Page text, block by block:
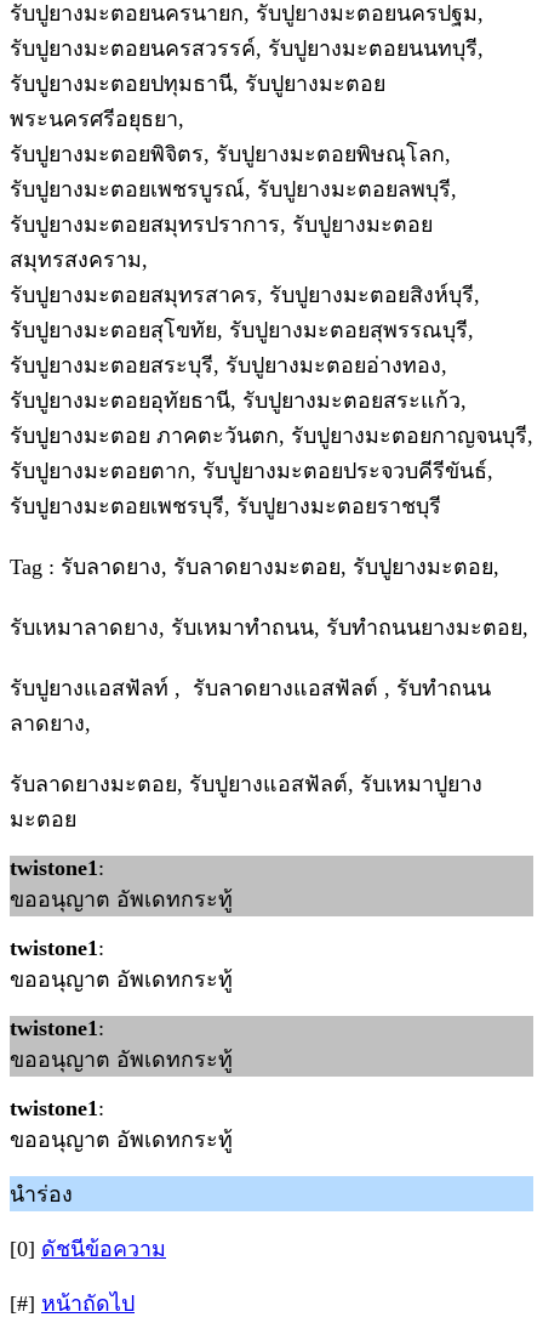
รับปูยางมะตอยนครนายก, รับปูยางมะตอยนครปฐม,
รับปูยางมะตอยนครสวรรค์, รับปูยางมะตอยนนทบุรี,
รับปูยางมะตอยปทุมธานี, รับปูยางมะตอย
พระนครศรีอยุธยา,
รับปูยางมะตอยพิจิตร, รับปูยางมะตอยพิษณุโลก,
รับปูยางมะตอยเพชรบูรณ์, รับปูยางมะตอยลพบุรี,
รับปูยางมะตอยสมุทรปราการ, รับปูยางมะตอย
สมุทรสงคราม,
รับปูยางมะตอยสมุทรสาคร, รับปูยางมะตอยสิงห์บุรี,
รับปูยางมะตอยสุโขทัย, รับปูยางมะตอยสุพรรณบุรี,
รับปูยางมะตอยสระบุรี, รับปูยางมะตอยอ่างทอง,
รับปูยางมะตอยอุทัยธานี, รับปูยางมะตอยสระแก้ว,
รับปูยางมะตอย ภาคตะวันตก, รับปูยางมะตอยกาญจนบุรี,
รับปูยางมะตอยตาก, รับปูยางมะตอยประจวบคีรีขันธ์,
รับปูยางมะตอยเพชรบุรี, รับปูยางมะตอยราชบุรี
Tag : รับลาดยาง, รับลาดยางมะตอย, รับปูยางมะตอย,
รับเหมาลาดยาง, รับเหมาทำถนน, รับทำถนนยางมะตอย,
รับปูยางแอสฟัลท์ , รับลาดยางแอสฟัลต์ , รับทำถนน
ลาดยาง,
รับลาดยางมะตอย, รับปูยางแอสฟัลต์, รับเหมาปูยาง
มะตอย
twistone1:
ขออนุญาต อัพเดทกระทู้
twistone1:
ขออนุญาต อัพเดทกระทู้
twistone1:
ขออนุญาต อัพเดทกระทู้
twistone1:
ขออนุญาต อัพเดทกระทู้
นำร่อง
[0] ดัชนีข้อความ
[#] หน้าถัดไป